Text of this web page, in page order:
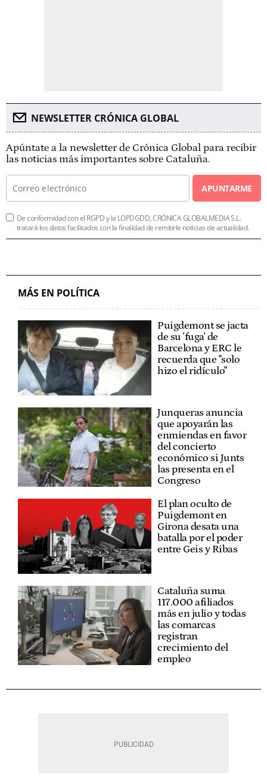
NEWSLETTER CRÓNICA GLOBAL
Apúntate a la newsletter de Crónica Global para recibir
las noticias más importantes sobre Cataluña.
APUNTARME
De conformidad con el RGPD y la LOPDGDD, CRÓNICA GLOBALMEDIA S.L.
tratará los datos facilitados con la finalidad de remitirle noticias de actualidad.
MÁS EN POLÍTICA
Puigdemont se jacta
de su 'fuga' de
Barcelona y ERC le
recuerda que "solo
hizo el ridículo"
Junqueras anuncia
que apoyarán las
enmiendas en favor
del concierto
económico si Junts
las presenta en el
Congreso
El plan oculto de
Puigdemont en
Girona desata una
batalla por el poder
entre Geis y Ribas
Cataluña suma
117.000 afiliados
más en julio y todas
las comarcas
registran
crecimiento del
empleo